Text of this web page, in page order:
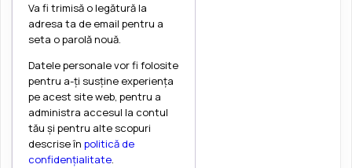
Va fi trimisă o legătură la
adresa ta de email pentru a
seta o parolă nouă.
Datele personale vor fi folosite
pentru a-ți susține experiența
pe acest site web, pentru a
administra accesul la contul
tău și pentru alte scopuri
descrise în politică de
confidențialitate.